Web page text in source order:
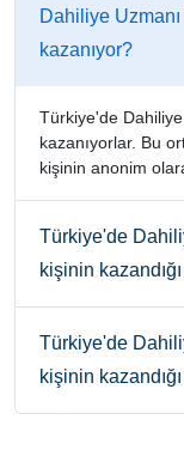
Dahiliye
kazanıyor?
Türkiye'de
kazanıyorlar. Bu
kişinin anonim
Türkiye'de
kişinin
Türkiye'de
kişinin